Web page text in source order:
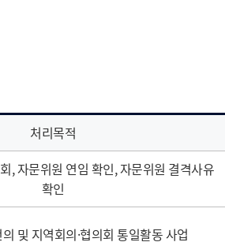
처리목적
, 자문위원 연임 확인, 자문위원 결격사유
확인
및 지역회의·협의회 통일활동 사업